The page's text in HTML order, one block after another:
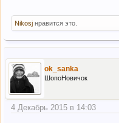
Nikosj нравится это.
ok_sanka
ШопоНовичок
4 Декабрь 2015 в 14:03